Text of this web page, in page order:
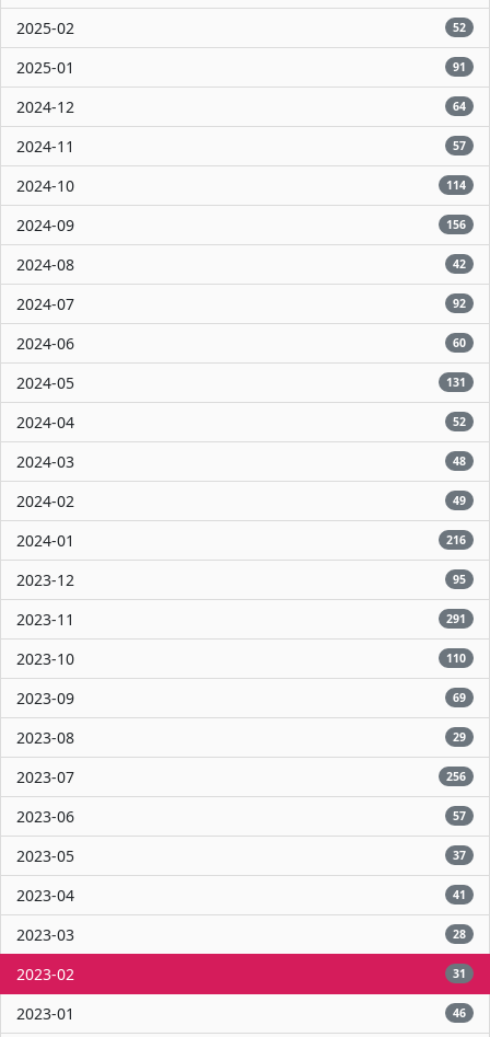
2025-02 52
2025-01 91
2024-12 64
2024-11 57
2024-10 114
2024-09 156
2024-08 42
2024-07 92
2024-06 60
2024-05 131
2024-04 52
2024-03 48
2024-02 49
2024-01 216
2023-12 95
2023-11 291
2023-10 110
2023-09 69
2023-08 29
2023-07 256
2023-06 57
2023-05 37
2023-04 41
2023-03 28
2023-02 31
2023-01 46